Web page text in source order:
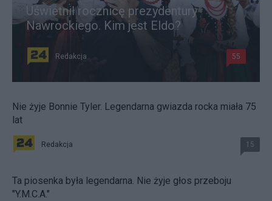
Uświetnił rocznicę prezydentury
Nawrockiego. Kim jest Eldo?
Redakcja 55
Nie żyje Bonnie Tyler. Legendarna gwiazda rocka miała 75
lat
Redakcja 15
Ta piosenka była legendarna. Nie żyje głos przeboju
"Y.M.C.A."